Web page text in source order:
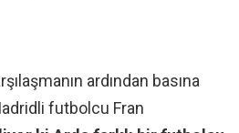
ardından basına
futbolcu Fran